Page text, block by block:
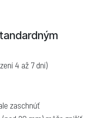
4 až 7 dní)
zaschnúť